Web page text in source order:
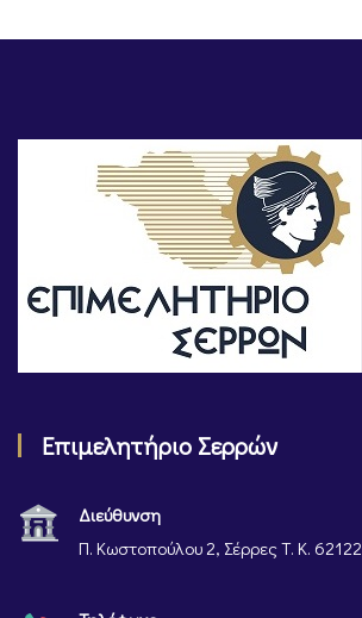
Επιμελητήριο Σερρών
Διεύθυνση
Π. Κωστοπούλου 2, Σέρρες Τ. Κ. 62122